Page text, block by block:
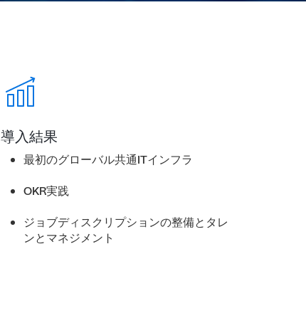
導入結果
最初のグローバル共通ITインフラ
OKR実践
ジョブディスクリプションの整備とタレ
ンとマネジメント